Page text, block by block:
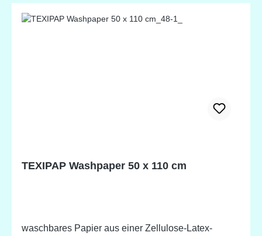
TEXIPAP Washpaper 50 x 110 cm
waschbares Papier aus einer Zellulose-Latex-